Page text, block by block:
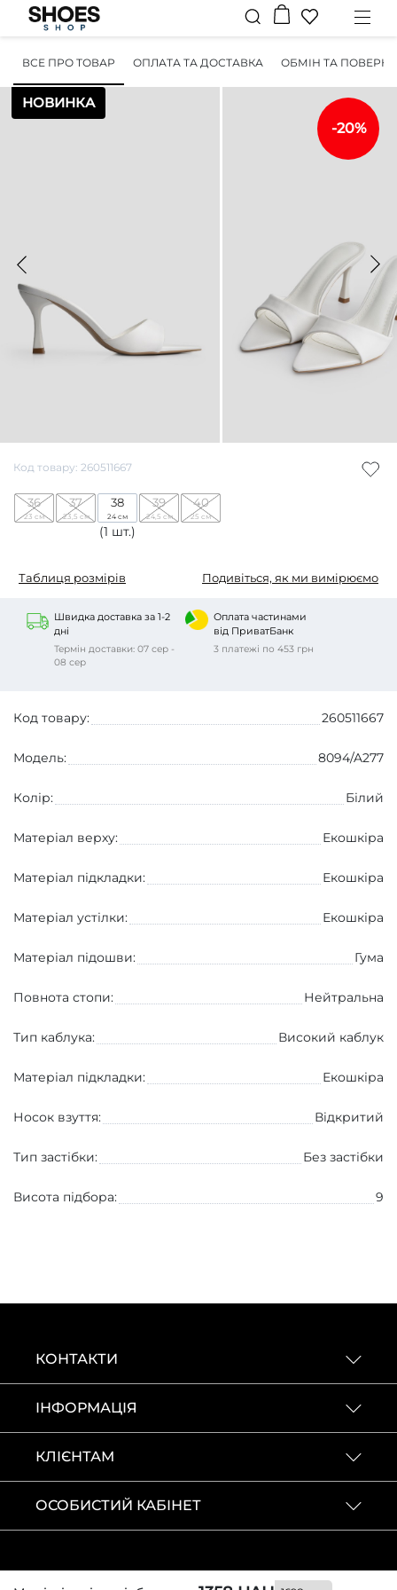
ВСЕ ПРО ТОВАР ОПЛАТА ТА ДОСТАВКА ОБМІН ТА
НОВИНКА
-20%
Код товару: 260511667
36
23 см
37
23,5 см
38
24 см
(1 шт.)
39
24,5 см
40
25 см
Таблиця розмірів Подивіться, як ми вимірюємо
Швидка доставка за 1-2
дні
Термін доставки: 07 сер -
08 сер
Оплата частинами
від ПриватБанк
3 платежі по 453 грн
Код товару: 260511667
Модель: 8094/A277
Колір: Білий
Матеріал верху: Екошкіра
Матеріал підкладки: Екошкіра
Матеріал устілки: Екошкіра
Матеріал підошви: Гума
Повнота стопи: Нейтральна
Тип каблука: Високий каблук
Матеріал підкладки: Екошкіра
Носок взуття: Вiдкритий
Тип застібки: Без застібки
Висота підбора: 9
КОНТАКТИ
ІНФОРМАЦІЯ
КЛІЄНТАМ
ОСОБИСТИЙ КАБІНЕТ